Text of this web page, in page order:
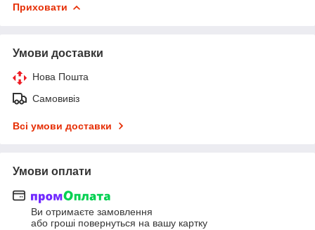
Приховати
Умови доставки
Нова Пошта
Самовивіз
Всі умови доставки
Умови оплати
Ви отримаєте замовлення
або гроші повернуться на вашу картку